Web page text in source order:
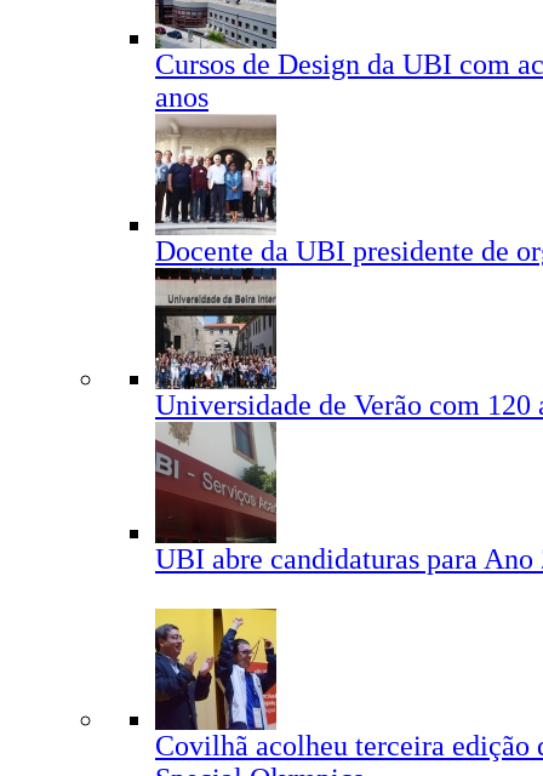
Cursos de Design da UBI com
anos
Docente da UBI presidente de
Universidade de Verão com 120
UBI abre candidaturas para Ano
Covilhã acolheu terceira edição